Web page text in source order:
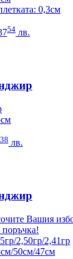
0,3см
54 лв.
38 лв.
Вашия
2,50гр/2,41гр
50см/47см